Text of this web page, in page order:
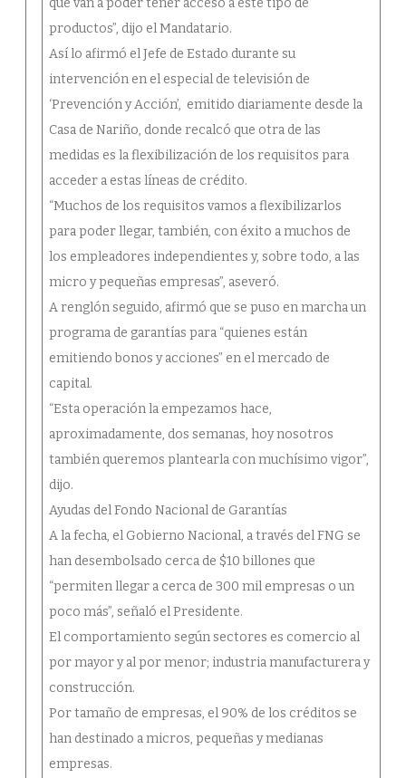
que van a poder tener acceso a este tipo de
productos”, dijo el Mandatario.
Así lo afirmó el Jefe de Estado durante su
intervención en el especial de televisión de
‘Prevención y Acción’, emitido diariamente desde la
Casa de Nariño, donde recalcó que otra de las
medidas es la flexibilización de los requisitos para
acceder a estas líneas de crédito.
“Muchos de los requisitos vamos a flexibilizarlos
para poder llegar, también, con éxito a muchos de
los empleadores independientes y, sobre todo, a las
micro y pequeñas empresas”, aseveró.
A renglón seguido, afirmó que se puso en marcha un
programa de garantías para “quienes están
emitiendo bonos y acciones” en el mercado de
capital.
“Esta operación la empezamos hace,
aproximadamente, dos semanas, hoy nosotros
también queremos plantearla con muchísimo vigor”,
dijo.
Ayudas del Fondo Nacional de Garantías
A la fecha, el Gobierno Nacional, a través del FNG se
han desembolsado cerca de $10 billones que
“permiten llegar a cerca de 300 mil empresas o un
poco más”, señaló el Presidente.
El comportamiento según sectores es comercio al
por mayor y al por menor; industria manufacturera y
construcción.
Por tamaño de empresas, el 90% de los créditos se
han destinado a micros, pequeñas y medianas
empresas.